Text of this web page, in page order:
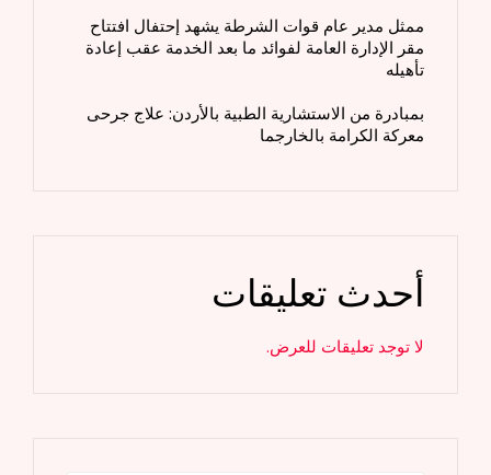
ممثل مدير عام قوات الشرطة يشهد إحتفال افتتاح
مقر الإدارة العامة لفوائد ما بعد الخدمة عقب إعادة
تأهيله
بمبادرة من الاستشارية الطبية بالأردن: علاج جرحى
معركة الكرامة بالخارجما
أحدث تعليقات
لا توجد تعليقات للعرض.